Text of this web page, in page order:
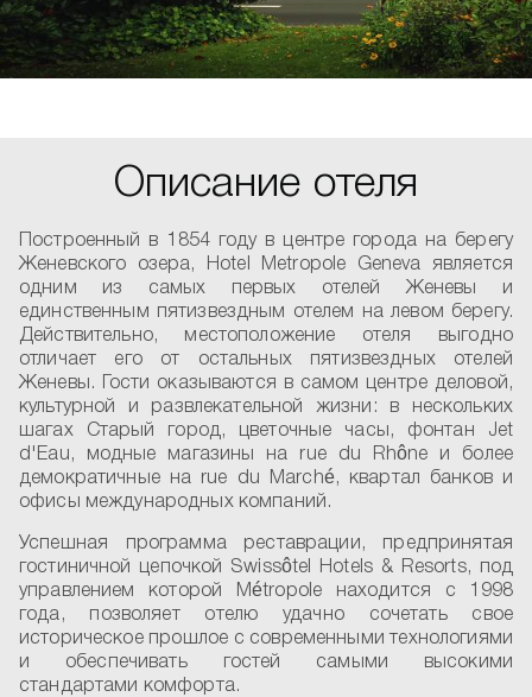
Описание отеля
Построенный в 1854 году в центре города на берегу
Женевского озера, Hotel Metropole Geneva является
одним из самых первых отелей Женевы и
единственным пятизвездным отелем на левом берегу.
Действительно, местоположение отеля выгодно
отличает его от остальных пятизвездных отелей
Женевы. Гости оказываются в самом центре деловой,
культурной и развлекательной жизни: в нескольких
шагах Старый город, цветочные часы, фонтан Jet
d'Eau, модные магазины на rue du Rhône и более
демократичные на rue du Marché, квартал банков и
офисы международных компаний.
Успешная программа реставрации, предпринятая
гостиничной цепочкой Swissôtel Hotels & Resorts, под
управлением которой Métropole находится с 1998
года, позволяет отелю удачно сочетать свое
историческое прошлое с современными технологиями
и обеспечивать гостей самыми высокими
стандартами комфорта.